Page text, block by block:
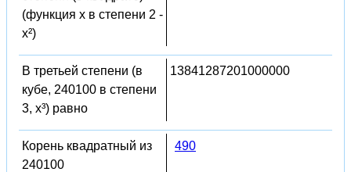
(функция x в степени 2 -
x²)
В третьей степени (в
кубе, 240100 в степени
3, x³) равно
13841287201000000
Корень квадратный из
240100
490